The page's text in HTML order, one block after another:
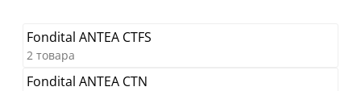
Fondital ANTEA CTFS
2 товара
Fondital ANTEA CTN